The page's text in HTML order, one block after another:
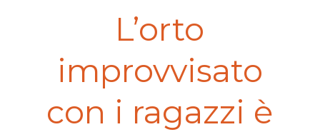
L’orto
improvvisato
con i ragazzi è